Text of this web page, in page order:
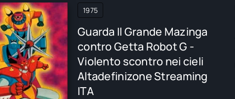
Guarda Il Grande Mazinga
contro Getta Robot G -
Violento scontro nei cieli
Altadefinizone Streaming
ITA
1975